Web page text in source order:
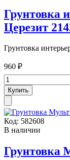
Грунтовка
Церезит
Грунтовка
960 ₽
Код: 582608
В наличии
Грунтовка